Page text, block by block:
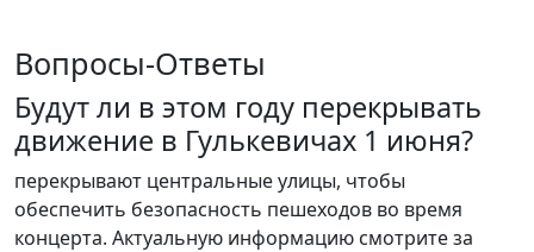
Вопросы-Ответы
Будут ли в этом году перекрывать
движение в Гулькевичах 1 июня?
перекрывают центральные улицы, чтобы
обеспечить безопасность пешеходов во время
концерта. Актуальную информацию смотрите за